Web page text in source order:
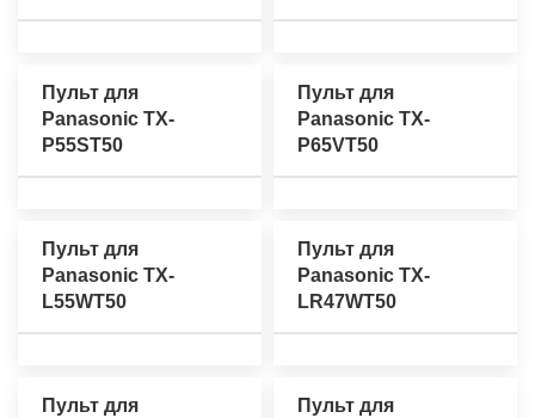
Пульт для
Panasonic TX-
P55ST50
Пульт для
Panasonic TX-
P65VT50
Пульт для
Panasonic TX-
L55WT50
Пульт для
Panasonic TX-
LR47WT50
Пульт для
Пульт для